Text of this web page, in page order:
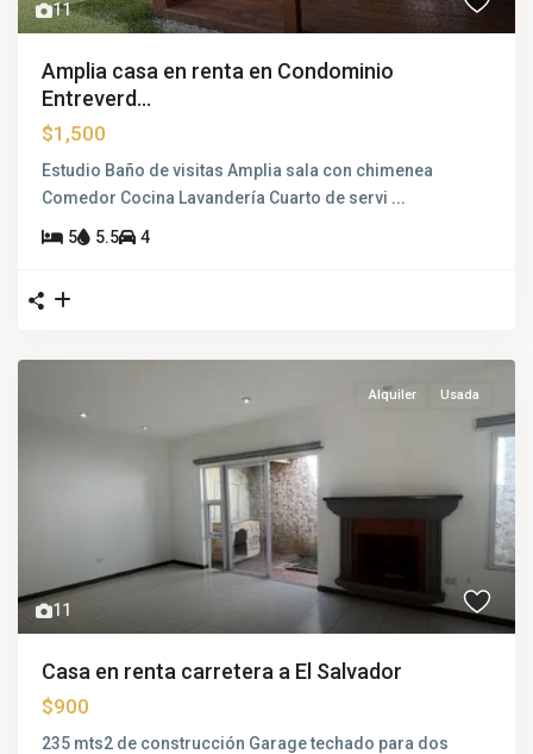
11
Amplia casa en renta en Condominio
Entreverd...
$1,500
Estudio Baño de visitas Amplia sala con chimenea
Comedor Cocina Lavandería Cuarto de servi ...
5 5.5 4
11
Alquiler Usada
Casa en renta carretera a El Salvador
$900
235 mts2 de construcción Garage techado para dos